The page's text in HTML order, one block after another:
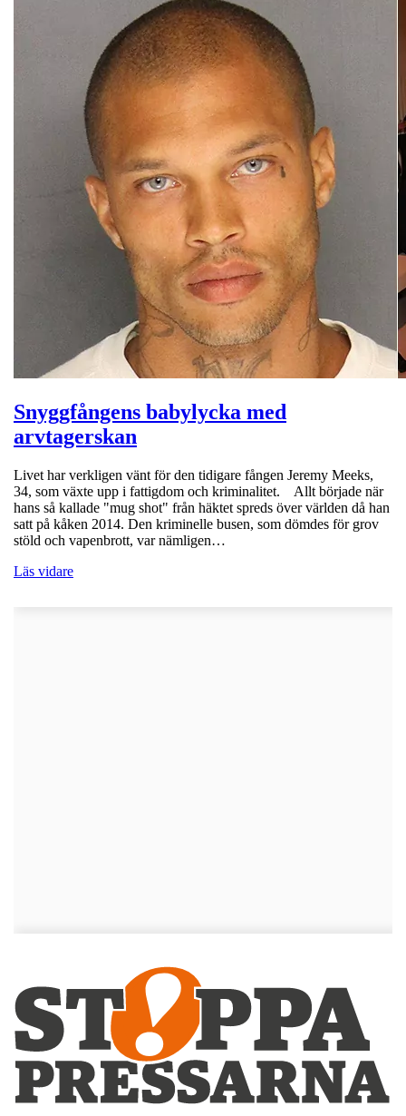
Snyggfångens babylycka med
arvtagerskan
Livet har verkligen vänt för den tidigare fången Jeremy Meeks,
34, som växte upp i fattigdom och kriminalitet. Allt började när
hans så kallade "mug shot" från häktet spreds över världen då han
satt på kåken 2014. Den kriminelle busen, som dömdes för grov
stöld och vapenbrott, var nämligen…
Läs vidare